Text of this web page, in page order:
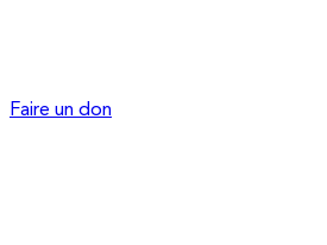
Faire un don